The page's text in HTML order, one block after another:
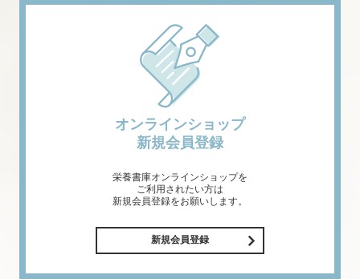
オンラインショップ
新規会員登録
栄養書庫オンラインショップを
ご利用されたい方は
新規会員登録をお願いします。
新規会員登録